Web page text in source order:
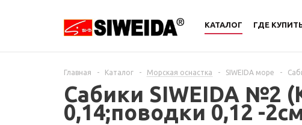
КАТАЛОГ ГДЕ
Главная - Каталог - Морская оснастка - SIWEIDA море -
Сабики SIWEIDA №2
0,14;поводки 0,12 -